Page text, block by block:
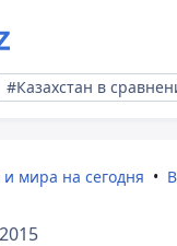
#Казахстан в
и мира на сегодня